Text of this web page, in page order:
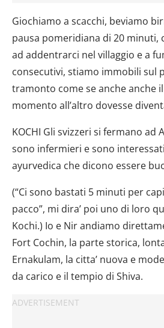
Giochiamo a scacchi, beviamo
pausa pomeridiana di 20 minuti,
ad addentrarci nel villaggio e a
consecutivi, stiamo immobili sul
tramonto come se anche anche
momento all’altro dovesse
KOCHI Gli svizzeri si fermano ad
sono infermieri e sono
ayurvedica che dicono essere
(“Ci sono bastati 5 minuti per
pacco”, mi dira’ poi uno di loro
Kochi.) Io e Nir andiamo
Fort Cochin, la parte storica,
Ernakulam, la citta’ nuova e
da carico e il tempio di Shiva.